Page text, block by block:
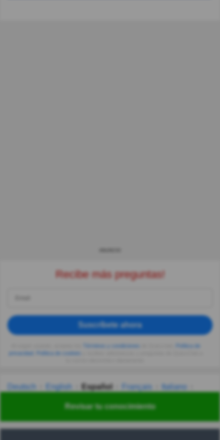
Revisar tu conocimiento
Recibe más preguntas!
Suscríbete ahora
privacidad
Deutsch English Español Français
Italiano
Українська हिन्दी 한국어 汉语